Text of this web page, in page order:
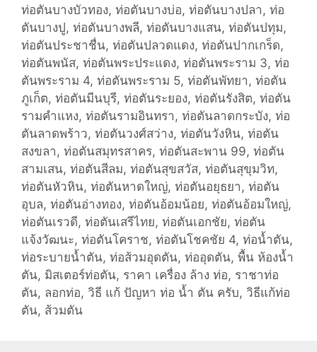
e
s
ท่อตันบางบัวทอง, ท่อตันบางบ่อ, ท่อตันบางปลา , ท่อ
ตันบางปู, ท่อตันบางพลี, ท่อตันบางแสน, ท่อตันปทุม,
ท่อตันประชาชื่น, ท่อตันปลวดแดง, ท่อตันปากเกร็ด,
ท่อตันพนัส, ท่อตันพระประแดง, ท่อตันพระราม 3, ท่อ
ตันพระราม 4, ท่อตันพระราม 5, ท่อตันพัทยา , ท่อตัน
ภูเก็ต, ท่อตันมีนบุรี, ท่อตันระยอง, ท่อตันรังสิต, ท่อตัน
รามคำแหง, ท่อตันรามอินทรา , ท่อตันลาดกระบัง, ท่อ
ตันลาดพร้าว, ท่อตันวงศ์สว่าง, ท่อตันวังหิน, ท่อตัน
สงขลา , ท่อตันสมุทรสาคร, ท่อตันสะพาน 99, ท่อตัน
สามเสน, ท่อตันสีลม, ท่อตันสุขสวัส, ท่อตันสุขุมวิท,
ท่อตันหัวหิน, ท่อตันหาดใหญ่, ท่อตันอยุธยา , ท่อตัน
อุบล, ท่อตันอ่างทอง, ท่อตันอ้อมน้อย, ท่อตันอ้อมใหญ่,
ท่อตันเรวดี, ท่อตันเสรีไทย, ท่อตันเอกชัย, ท่อตัน
แจ้งวัฒนะ, ท่อตันโคราช, ท่อตันโชคชัย 4, ท่อน้ำตัน,
ท่อระบายน้ำตัน, ท่อส้วมอุดตัน, ท่ออุดตัน, พื้น ห้องน้ำ
ตัน, มิสเตอร์ท่อตัน, ราคา เครื่อง ล้าง ท่อ, ราชาท่อ
ตัน, ลอกท่อ, วิธี แก้ ปัญหา ท่อ น้ำ ตัน ครับ, วิธีแก้ท่อ
ตัน, ส้วมตัน